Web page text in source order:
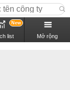
list
New
Mở rộng